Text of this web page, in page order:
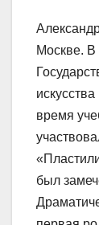
Москве. В
время
был